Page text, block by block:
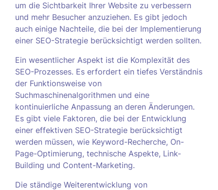
um die Sichtbarkeit Ihrer Website zu verbessern
und mehr Besucher anzuziehen. Es gibt jedoch
auch einige Nachteile, die bei der Implementierung
einer SEO-Strategie berücksichtigt werden sollten.
Ein wesentlicher Aspekt ist die Komplexität des
SEO-Prozesses. Es erfordert ein tiefes Verständnis
der Funktionsweise von
Suchmaschinenalgorithmen und eine
kontinuierliche Anpassung an deren Änderungen.
Es gibt viele Faktoren, die bei der Entwicklung
einer effektiven SEO-Strategie berücksichtigt
werden müssen, wie Keyword-Recherche, On-
Page-Optimierung, technische Aspekte, Link-
Building und Content-Marketing.
Die ständige Weiterentwicklung von